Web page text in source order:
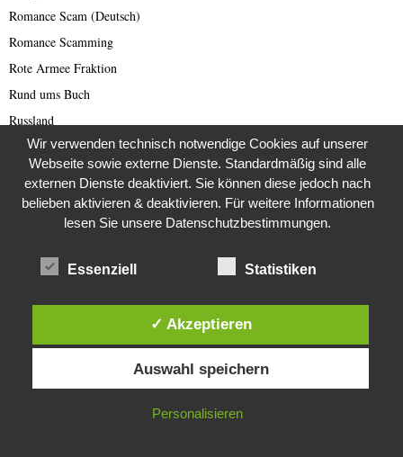
Romance Scam (Deutsch)
Romance Scamming
Rote Armee Fraktion
Rund ums Buch
Russland
Saar-Lor-Lux
Scammer
Scammer Alarm
Scammer Ticker
Sextortion (deutsch)
Diese Website verwendet Cookies. Durch die weitere Nutzung dieser
Website stimmst du der Verwendung von Cookies zu.
IN ORDNUNG
Wir verwenden technisch notwendige Cookies auf unserer
Webseite sowie externe Dienste. Standardmäßig sind alle
externen Dienste deaktiviert. Sie können diese jedoch nach
belieben aktivieren & deaktivieren. Für weitere Informationen
lesen Sie unsere Datenschutzbestimmungen.
Essenziell Statistiken
✓ Akzeptieren
Auswahl speichern
Personalisieren